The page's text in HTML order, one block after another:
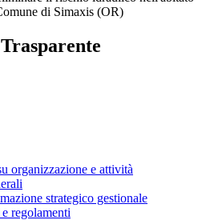
di Simaxis (OR)
organizzazione e attività
strategico gestionale
regolamenti